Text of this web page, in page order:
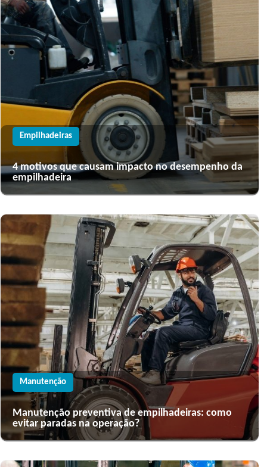
Empilhadeiras
4 motivos que causam impacto no desempenho da
empilhadeira
Manutenção
Manutenção preventiva de empilhadeiras: como
evitar paradas na operação?